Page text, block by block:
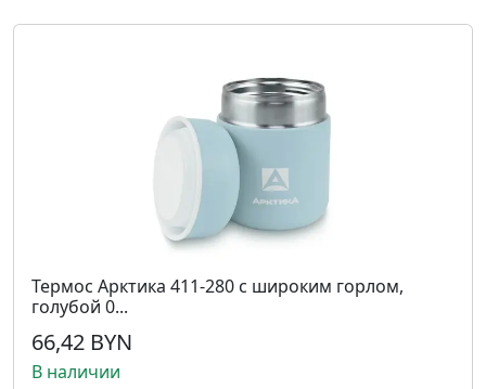
Термос Арктика 411-280 с широким горлом,
голубой 0...
66,42 BYN
В наличии